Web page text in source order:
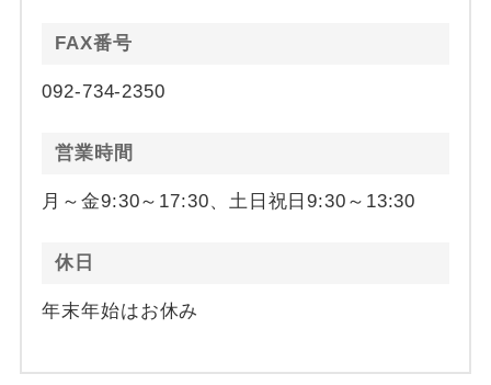
FAX番号
092-734-2350
営業時間
月～金9:30～17:30、土日祝日9:30～13:30
休日
年末年始はお休み